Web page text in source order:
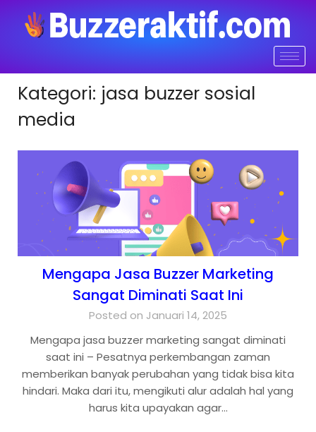
Kategori: jasa buzzer sosial
media
Mengapa Jasa Buzzer Marketing
Sangat Diminati Saat Ini
Posted on Januari 14, 2025
Mengapa jasa buzzer marketing sangat diminati
saat ini – Pesatnya perkembangan zaman
memberikan banyak perubahan yang tidak bisa kita
hindari. Maka dari itu, mengikuti alur adalah hal yang
harus kita upayakan agar…